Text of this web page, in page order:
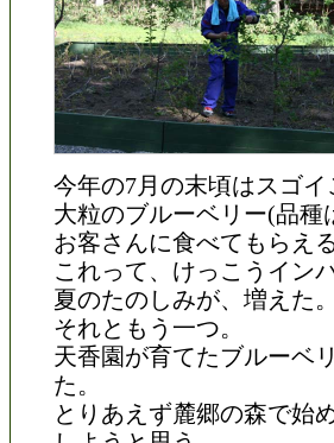
今年の7月の末頃はスゴ
大粒のブルーベリー(品
お客さんに食べてもらえる
これって、けっこうイン
夏のたのしみが、増えた。
それともう一つ。
天香園が育てたブルーベ
た。
とりあえず麓郷の森で始